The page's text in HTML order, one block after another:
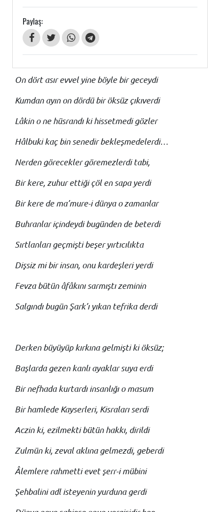
Paylaş:
On dört asır evvel yine böyle bir geceydi
Kumdan ayın on dördü bir öksüz çıkıverdi
Lâkin o ne hüsrandı ki hissetmedi gözler
Hâlbuki kaç bin senedir bekleşmedelerdi…
Nerden görecekler göremezlerdi tabi,
Bir kere, zuhur ettiği çöl en sapa yerdi
Bir kere de ma’mure-i dünya o zamanlar
Buhranlar içindeydi bugünden de beterdi
Sırtlanları geçmişti beşer yırtıcılıkta
Dişsiz mi bir insan, onu kardeşleri yerdi
Fevza bütün âfâkını sarmıştı zeminin
Salgındı bugün Şark’ı yıkan tefrika derdi
Derken büyüyüp kırkına gelmişti ki öksüz;
Başlarda gezen kanlı ayaklar suya erdi
Bir nefhada kurtardı insanlığı o masum
Bir hamlede Kayserleri, Kisraları serdi
Aczin ki, ezilmekti bütün hakkı, dirildi
Zulmün ki, zeval aklına gelmezdi, geberdi
Âlemlere rahmetti evet şerr-i mübini
Şehbalini adl isteyenin yurduna gerdi